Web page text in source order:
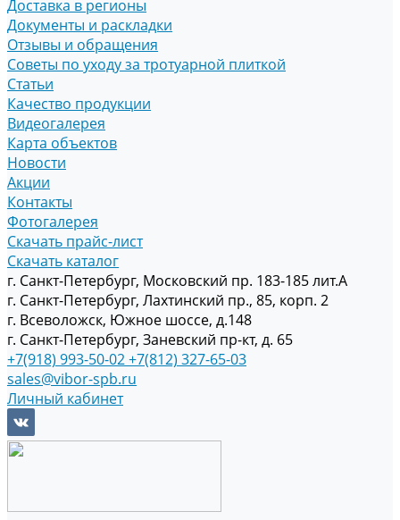
Доставка в регионы
Документы и раскладки
Отзывы и обращения
Советы по уходу за тротуарной плиткой
Статьи
Качество продукции
Видеогалерея
Карта объектов
Новости
Акции
Контакты
Фотогалерея
Скачать прайс-лист
Скачать каталог
г. Санкт-Петербург, Московский пр. 183-185 лит.А
г. Санкт-Петербург, Лахтинский пр., 85, корп. 2
г. Всеволожск, Южное шоссе, д.148
г. Санкт-Петербург, Заневский пр-кт, д. 65
+7(918) 993-50-02+7(812) 327-65-03
sales@vibor-spb.ru
Личный кабинет